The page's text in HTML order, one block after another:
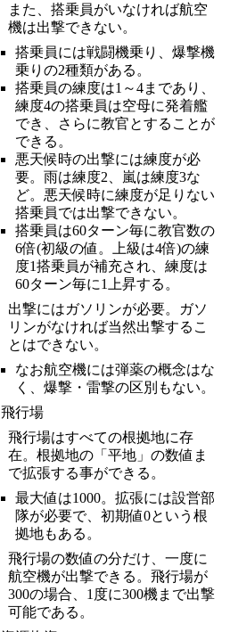
また、搭乗員がいなければ航空
機は出撃できない。
搭乗員には戦闘機乗り、爆撃機
乗りの2種類がある。
搭乗員の練度は1～4まであり、
練度4の搭乗員は空母に発着艦
でき、さらに教官とすることが
できる。
悪天候時の出撃には練度が必
要。雨は練度2、嵐は練度3な
ど。悪天候時に練度が足りない
搭乗員では出撃できない。
搭乗員は60ターン毎に教官数の
6倍(初級の値。上級は4倍)の練
度1搭乗員が補充され、練度は
60ターン毎に1上昇する。
出撃にはガソリンが必要。ガソ
リンがなければ当然出撃するこ
とはできない。
なお航空機には弾薬の概念はな
く、爆撃・雷撃の区別もない。
飛行場
飛行場はすべての根拠地に存
在。根拠地の「平地」の数値ま
で拡張する事ができる。
最大値は1000。拡張には設営部
隊が必要で、初期値0という根
拠地もある。
飛行場の数値の分だけ、一度に
航空機が出撃できる。飛行場が
300の場合、1度に300機まで出撃
可能である。